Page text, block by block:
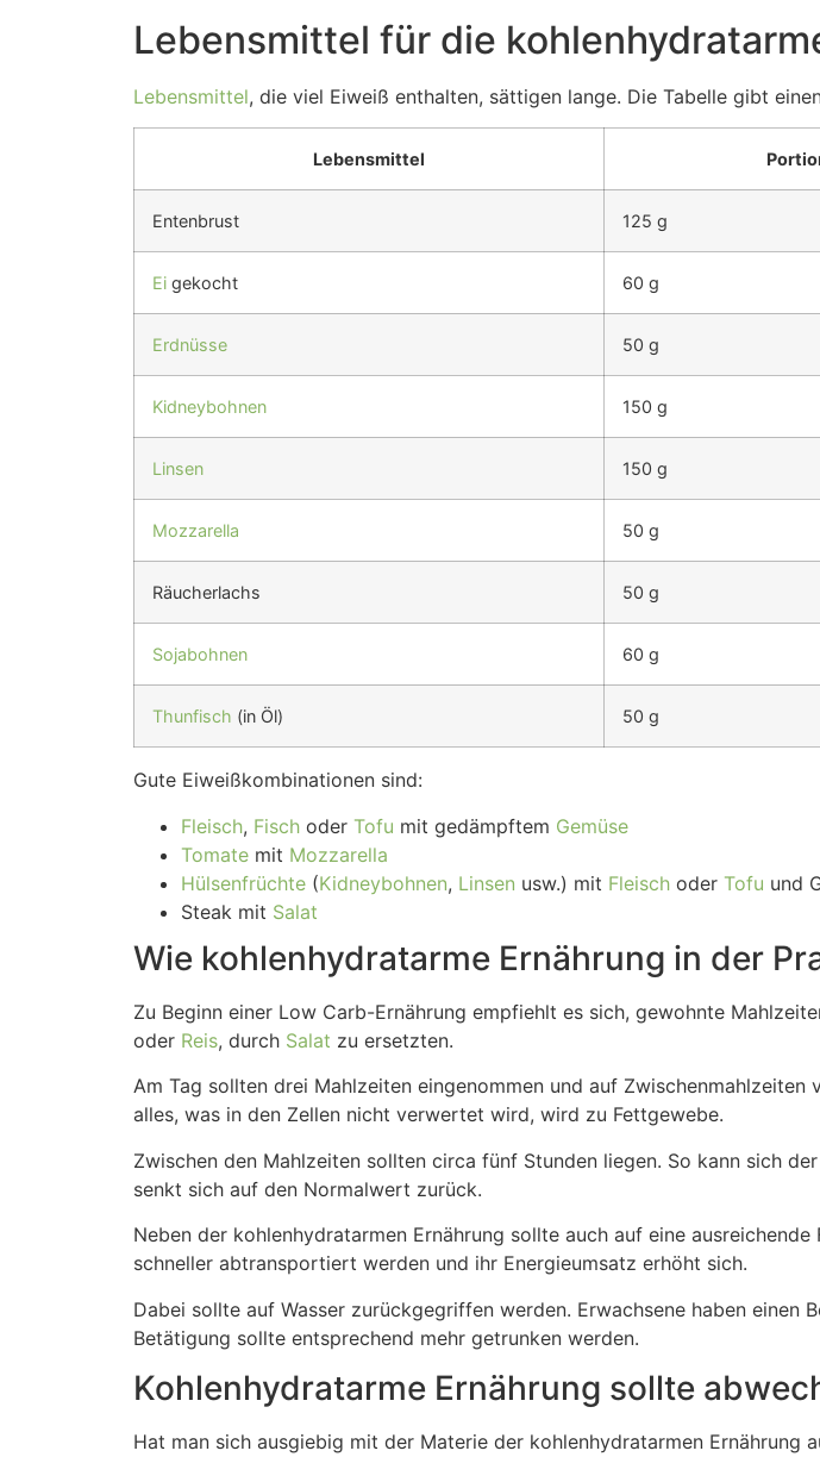
Lebensmittel für die
Lebensmittel, die viel Eiweiß enthalten, sättigen lange. Die Tabelle gibt
Lebensmittel
Entenbrust 125 g
Ei gekocht 60 g
Erdnüsse 50 g
Kidneybohnen 150 g
Linsen 150 g
Mozzarella 50 g
Räucherlachs 50 g
Sojabohnen 60 g
Thunfisch (in Öl) 50 g
Gute Eiweißkombinationen sind:
Fleisch, Fisch oder Tofu mit gedämpftem Gemüse
Tomate mit Mozzarella
Hülsenfrüchte (Kidneybohnen, Linsen usw.) mit Fleisch oder Tofu und
Steak mit Salat
Wie kohlenhydratarme Ernährung in der
Zu Beginn einer Low Carb-Ernährung empfiehlt es sich, gewohnte
oder Reis, durch Salat zu ersetzten.
Am Tag sollten drei Mahlzeiten eingenommen und auf
alles, was in den Zellen nicht verwertet wird, wird zu Fettgewebe.
Zwischen den Mahlzeiten sollten circa fünf Stunden liegen. So kann sich
senkt sich auf den Normalwert zurück.
Neben der kohlenhydratarmen Ernährung sollte auch auf eine
schneller abtransportiert werden und ihr Energieumsatz erhöht sich.
Dabei sollte auf Wasser zurückgegriffen werden. Erwachsene haben
Betätigung sollte entsprechend mehr getrunken werden.
Kohlenhydratarme Ernährung sollte
Hat man sich ausgiebig mit der Materie der kohlenhydratarmen Ernährung